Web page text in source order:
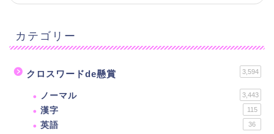
カテゴリー
クロスワードde懸賞 3,594
ノーマル 3,443
漢字 115
英語 36